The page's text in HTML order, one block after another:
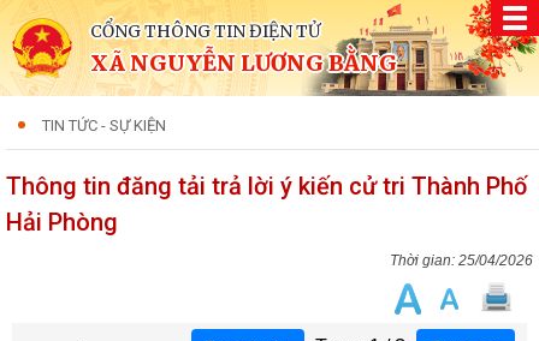
CỔNG THÔNG TIN ĐIỆN TỬ
XÃ NGUYỄN LƯƠNG BẰNG
TIN TỨC - SỰ KIỆN
Thông tin đăng tải trả lời ý kiến cử tri Thành Phố
Hải Phòng
25/04/2026